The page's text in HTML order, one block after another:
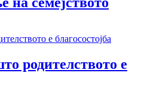
родителството е